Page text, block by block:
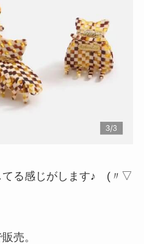
る感じがします♪ (〃▽
売。